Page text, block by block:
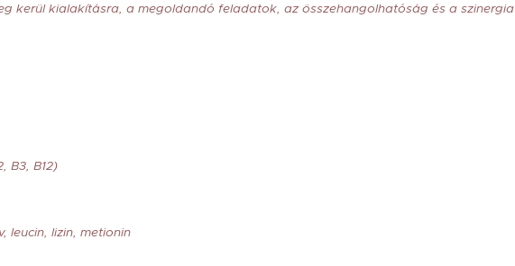
kerül kialakításra, a megoldandó feladatok, az összehangolhatóság és a szinergia
B3, B12)
leucin, lizin, metionin